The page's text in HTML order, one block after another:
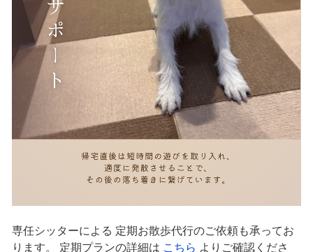
専任シッターによる 定期お散歩代行のご依頼も承ってお
ります。 定期プランの詳細は こちら よりご確認くださ